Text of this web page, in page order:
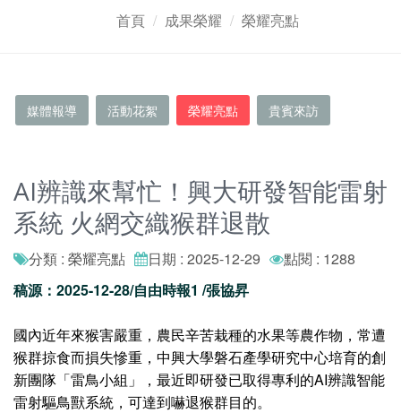
首頁 成果榮耀 榮耀亮點
媒體報導 活動花絮 榮耀亮點 貴賓來訪
AI辨識來幫忙！興大研發智能雷射
系統 火網交織猴群退散
分類 : 榮耀亮點 日期 : 2025-12-29
點閱 : 1288
稿源：2025-12-28/自由時報1 /張協昇
國內近年來猴害嚴重，農民辛苦栽種的水果等農作物，常遭
猴群掠食而損失慘重，中興大學磐石產學研究中心培育的創
新團隊「雷鳥小組」，最近即研發已取得專利的AI辨識智能
雷射驅鳥獸系統，可達到嚇退猴群目的。